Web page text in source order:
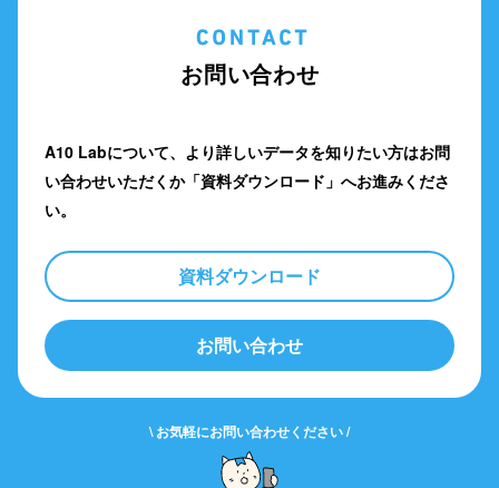
お問い合わせ
A10 Labについて、より詳しいデータを知りたい方はお問
い合わせいただくか「資料ダウンロード」へお進みくださ
い。
資料ダウンロード
お問い合わせ
\ お気軽にお問い合わせください /